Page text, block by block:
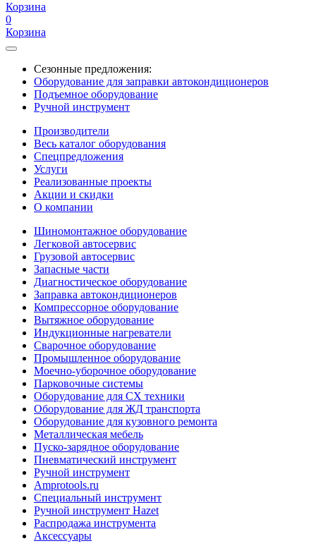
Корзина
0
Корзина
Сезонные предложения:
Оборудование для заправки автокондиционеров
Подъемное оборудование
Ручной инструмент
Производители
Весь каталог оборудования
Спецпредложения
Услуги
Реализованные проекты
Акции и скидки
О компании
Шиномонтажное оборудование
Легковой автосервис
Грузовой автосервис
Запасные части
Диагностическое оборудование
Заправка автокондиционеров
Компрессорное оборудование
Вытяжное оборудование
Индукционные нагреватели
Сварочное оборудование
Промышленное оборудование
Моечно-уборочное оборудование
Парковочные системы
Оборудование для СХ техники
Оборудование для ЖД транспорта
Оборудование для кузовного ремонта
Металлическая мебель
Пуско-зарядное оборудование
Пневматический инструмент
Ручной инструмент
Amprotools.ru
Специальный инструмент
Ручной инструмент Hazet
Распродажа инструмента
Аксессуары